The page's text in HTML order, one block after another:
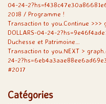
04-24-
2018 / Programme !
Transaction to you.Continue >>>
DOLLARS-04-24-
Duchesse et Patrimoine…
Transaction to you.NEXT >
24-
#2017
Catégories